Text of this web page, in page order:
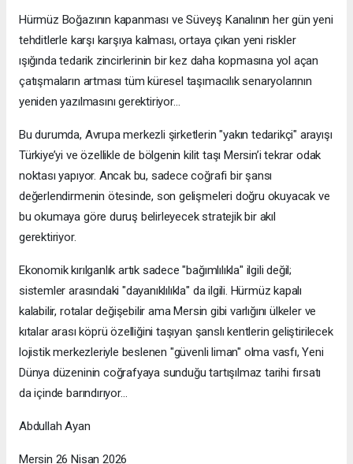
Hürmüz Boğazının kapanması ve Süveyş Kanalının her gün yeni
tehditlerle karşı karşıya kalması, ortaya çıkan yeni riskler
ışığında tedarik zincirlerinin bir kez daha kopmasına yol açan
çatışmaların artması tüm küresel taşımacılık senaryolarının
yeniden yazılmasını gerektiriyor…
Bu durumda, Avrupa merkezli şirketlerin "yakın tedarikçi" arayışı
Türkiye’yi ve özellikle de bölgenin kilit taşı Mersin’i tekrar odak
noktası yapıyor. Ancak bu, sadece coğrafi bir şansı
değerlendirmenin ötesinde, son gelişmeleri doğru okuyacak ve
bu okumaya göre duruş belirleyecek stratejik bir akıl
gerektiriyor.
Ekonomik kırılganlık artık sadece "bağımlılıkla" ilgili değil;
sistemler arasındaki "dayanıklılıkla" da ilgili. Hürmüz kapalı
kalabilir, rotalar değişebilir ama Mersin gibi varlığını ülkeler ve
kıtalar arası köprü özelliğini taşıyan şanslı kentlerin geliştirilecek
lojistik merkezleriyle beslenen "güvenli liman" olma vasfı, Yeni
Dünya düzeninin coğrafyaya sunduğu tartışılmaz tarihi fırsatı
da içinde barındırıyor…
Abdullah Ayan
Mersin 26 Nisan 2026